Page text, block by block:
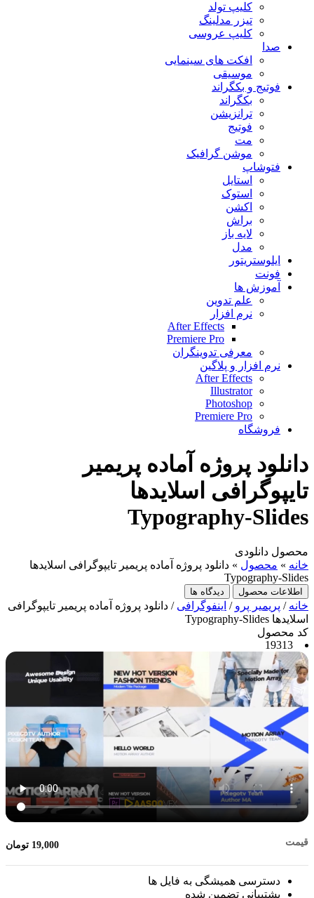
کلیپ تولد
تیزر مدلینگ
کلیپ عروسی
صدا
افکت های سینمایی
موسیقی
فوتیج و بکگراند
بکگراند
ترانزیشن
فوتیج
مت
موشن گرافیک
فتوشاپ
استایل
استوک
اکشن
براش
لایه باز
مدل
ایلوستریتور
فونت
آموزش ها
علم تدوین
نرم افزار
After Effects
Premiere Pro
معرفی تدوینگران
نرم افزار و پلاگین
After Effects
Illustrator
Photoshop
Premiere Pro
فروشگاه
دانلود پروژه آماده پریمیر
تایپوگرافی اسلایدها
Typography-Slides
محصول دانلودی
خانه » محصول » دانلود پروژه آماده پریمیر تایپوگرافی اسلایدها
Typography-Slides
اطلاعات محصول دیدگاه ها
خانه / پریمیر پرو / اینفوگرافی / دانلود پروژه آماده پریمیر تایپوگرافی
اسلایدها Typography-Slides
کد محصول
19313
قیمت 19,000 تومان
دسترسی همیشگی به فایل ها
پشتیبانی تضمین شده